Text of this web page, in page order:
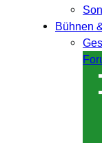
Bühnen